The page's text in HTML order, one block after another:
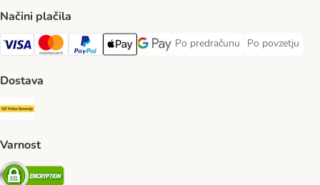
Načini plačila
Visa Payment Method
MasterCard Payment Method
PayPal Payment Method
Apple Pay Payment Method
Google pay Payment Method
Po predračunu
Po predračunu Payment Method
Po povzetju
Po povzetju
Dostava
Pošta Slovenije Shipping Method
Varnost
Security